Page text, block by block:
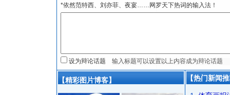
*依然范特西、刘亦菲、夜宴……网罗天下热词的输入法！
设为辩论话题
【精彩图片博客】 【热门新闻